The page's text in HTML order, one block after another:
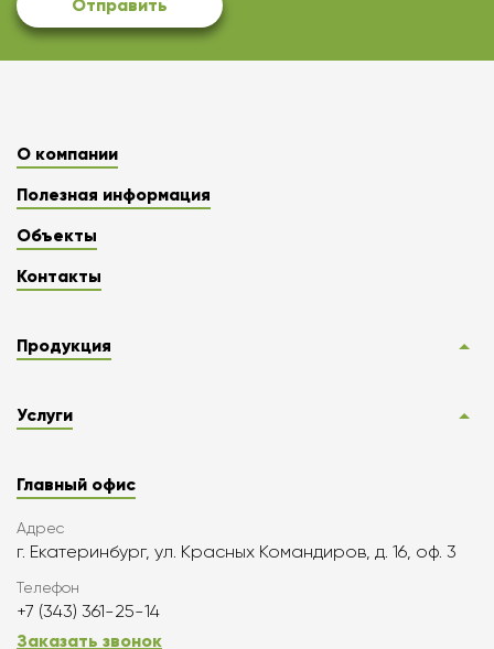
Отправить
О компании
Полезная информация
Объекты
Контакты
Продукция
Услуги
Главный офис
Адрес
г. Екатеринбург, ул. Красных Командиров, д. 16, оф. 3
Телефон
+7 (343) 361-25-14
Заказать звонок